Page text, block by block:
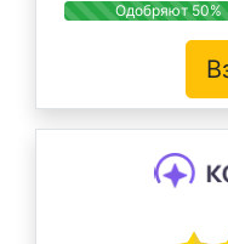
Одобряют 50%